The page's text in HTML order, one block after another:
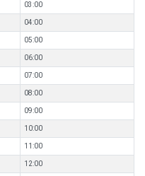
03:00
04:00
05:00
06:00
07:00
08:00
09:00
10:00
11:00
12:00